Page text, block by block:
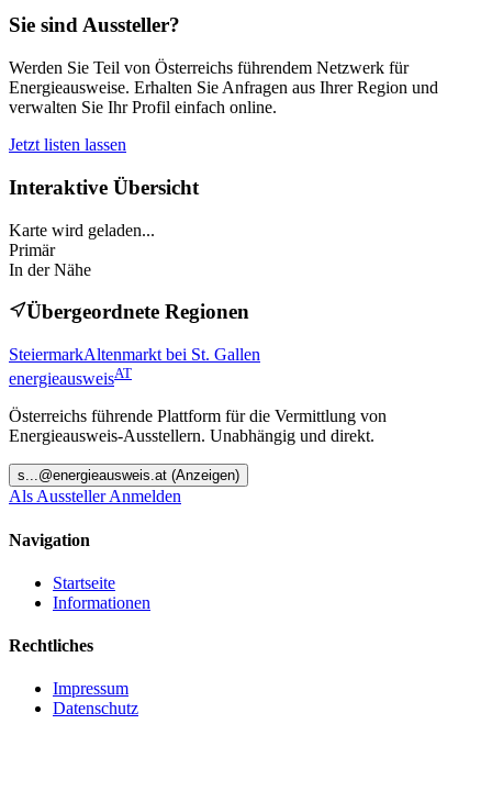
Sie sind Aussteller?
Werden Sie Teil von Österreichs führendem Netzwerk für
Energieausweise. Erhalten Sie Anfragen aus Ihrer Region und
verwalten Sie Ihr Profil einfach online.
Jetzt listen lassen
Interaktive Übersicht
Karte wird geladen...
Primär
In der Nähe
Übergeordnete Regionen
SteiermarkAltenmarkt bei St. Gallen
energieausweisAT
Österreichs führende Plattform für die Vermittlung von
Energieausweis-Ausstellern. Unabhängig und direkt.
s...@energieausweis.at (Anzeigen)
Als Aussteller Anmelden
Navigation
Startseite
Informationen
Rechtliches
Impressum
Datenschutz